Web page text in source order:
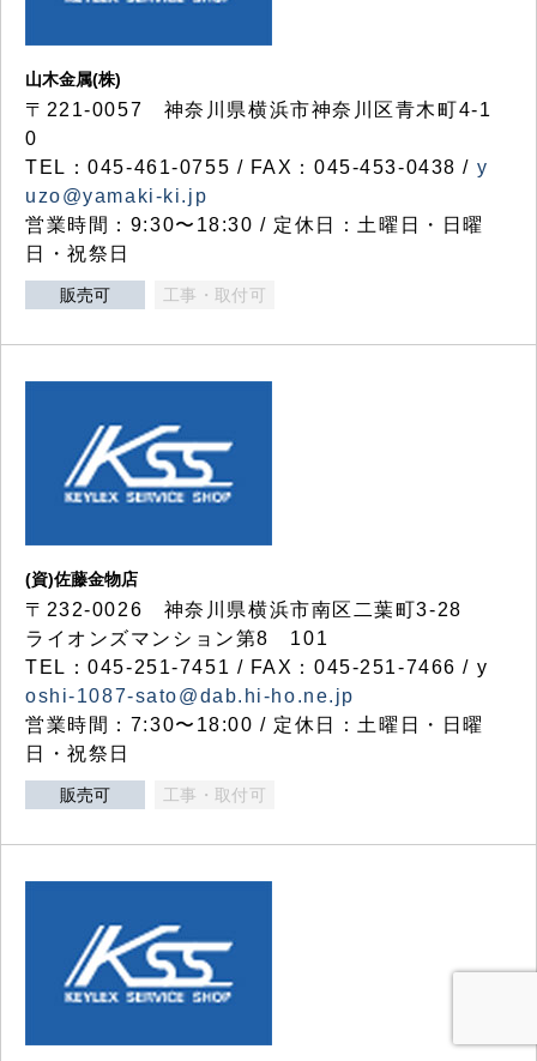
山木金属(株)
〒221-0057 神奈川県横浜市神奈川区青木町4-1
0
TEL：045-461-0755 / FAX：045-453-0438 / y
uzo@yamaki-ki.jp
営業時間：9:30〜18:30 / 定休日：土曜日・日曜
日・祝祭日
販売可 工事・取付可
(資)佐藤金物店
〒232-0026 神奈川県横浜市南区二葉町3-28
ライオンズマンション第8 101
TEL：045-251-7451 / FAX：045-251-7466 / y
oshi-1087-sato@dab.hi-ho.ne.jp
営業時間：7:30〜18:00 / 定休日：土曜日・日曜
日・祝祭日
販売可 工事・取付可